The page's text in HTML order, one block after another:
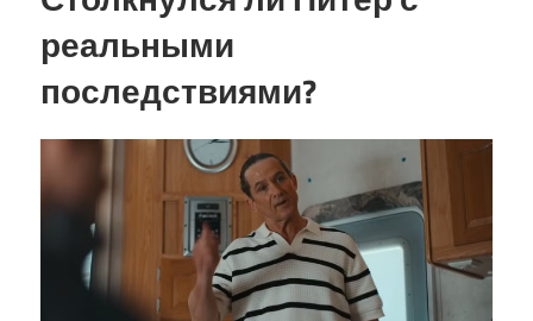
реальными
последствиями?